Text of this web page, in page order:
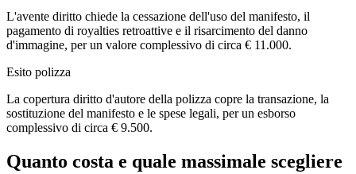
L'avente diritto chiede la cessazione dell'uso del manifesto, il
pagamento di royalties retroattive e il risarcimento del danno
d'immagine, per un valore complessivo di circa € 11.000.
Esito polizza
La copertura diritto d'autore della polizza copre la transazione, la
sostituzione del manifesto e le spese legali, per un esborso
complessivo di circa € 9.500.
Quanto costa e quale massimale scegliere